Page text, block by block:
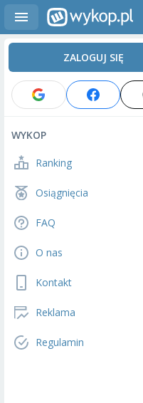
ZALOGUJ SIĘ
WYKOP
Ranking
Osiągnięcia
FAQ
O nas
Kontakt
Reklama
Regulamin